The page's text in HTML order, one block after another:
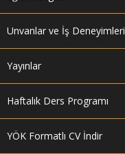
Unvanlar ve İş Deneyimleri
Yayınlar
Haftalık Ders Programı
YÖK Formatlı CV İndir